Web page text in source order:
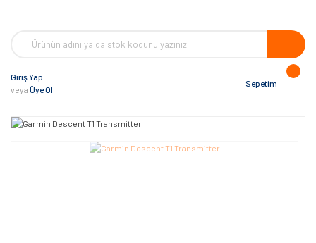
Giriş Yap
veya Üye Ol
Sepetim